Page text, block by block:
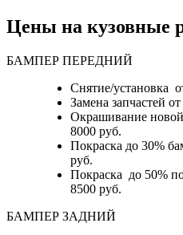
Цены на кузовные
БАМПЕР ПЕРЕДНИЙ
Снятие/установка
Замена запчастей
Окрашивание новой
8000 руб.
Покраска до 30%
руб.
Покраска до 50%
8500 руб.
БАМПЕР ЗАДНИЙ